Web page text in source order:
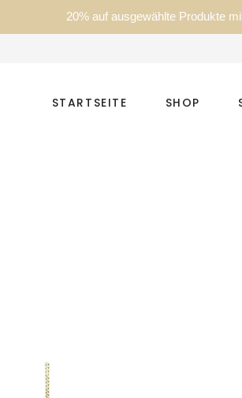
20% auf ausgewählte Produkte
STARTSEITE SHOP